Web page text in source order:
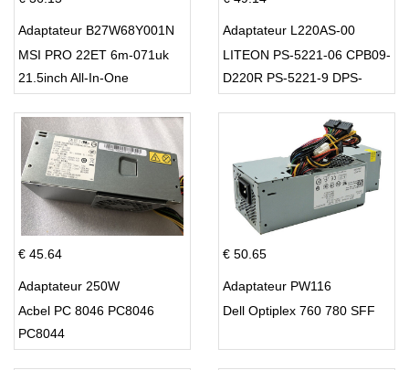
Adaptateur B27W68Y001N
MSI PRO 22ET 6m-071uk
21.5inch All-In-One
Adaptateur L220AS-00
LITEON PS-5221-06 CPB09-
D220R PS-5221-9 DPS-
€ 45.64
Adaptateur 250W
Acbel PC 8046 PC8046
PC8044
€ 50.65
Adaptateur PW116
Dell Optiplex 760 780 SFF